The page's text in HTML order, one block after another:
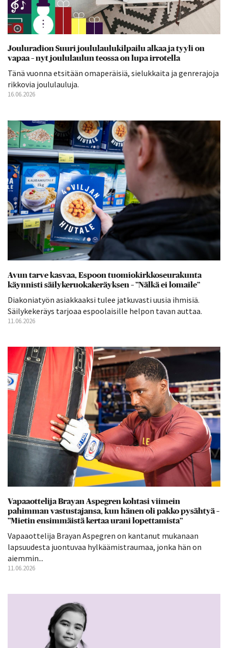
Jouluradion Suuri joululaulukilpailu alkaa ja tyyli on
vapaa – nyt joululaulun teossa on lupa irrotella
Tänä vuonna etsitään omaperäisiä, sielukkaita ja genrerajoja
rikkovia joululauluja.
16.06.2026
Avun tarve kasvaa, Espoon tuomiokirkkoseurakunta
käynnisti säilykeruokakeräyksen – ”Nälkä ei lomaile”
Diakoniatyön asiakkaaksi tulee jatkuvasti uusia ihmisiä.
Säilykekeräys tarjoaa espoolaisille helpon tavan auttaa.
11.06.2026
Vapaaottelija Brayan Aspegren kohtasi viimein
pahimman vastustajansa, kun hänen oli pakko pysähtyä –
”Mietin ensimmäistä kertaa urani lopettamista”
Vapaaottelija Brayan Aspegren on kantanut mukanaan
lapsuudesta juontuvaa hylkäämistraumaa, jonka hän on
aiemmin...
11.06.2026